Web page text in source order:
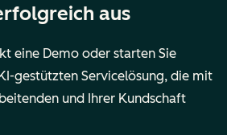
aus
eine Demo oder starten Sie
gestützten Servicelösung, die mit
und Ihrer Kundschaft